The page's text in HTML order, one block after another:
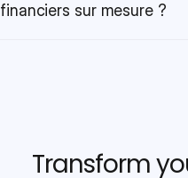
financiers sur mesure ?
Transform